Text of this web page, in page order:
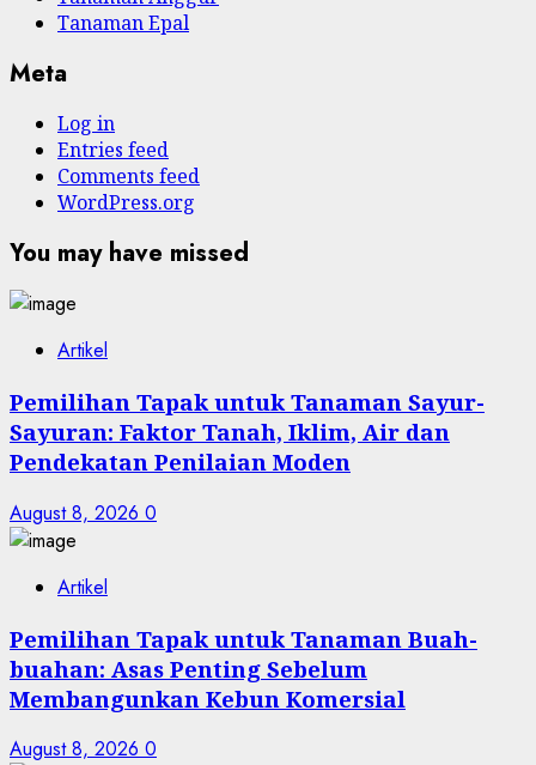
Tanaman Epal
Meta
Log in
Entries feed
Comments feed
WordPress.org
You may have missed
Artikel
Pemilihan Tapak untuk Tanaman Sayur-
Sayuran: Faktor Tanah, Iklim, Air dan
Pendekatan Penilaian Moden
August 8, 2026 0
Artikel
Pemilihan Tapak untuk Tanaman Buah-
buahan: Asas Penting Sebelum
Membangunkan Kebun Komersial
August 8, 2026 0